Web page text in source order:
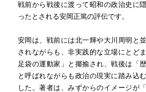
戦前から戦後に渡って昭和の政治史に
ったとされる安岡正篤の評伝です。
安岡は、戦前には北一輝や大川周明と
されながらも、非実践的な立場にとど
足袋の運動家」と揶揄され、戦後は「
と呼ばれながらも政治の現実に踏み込
した。著者は、みずからのイメージが